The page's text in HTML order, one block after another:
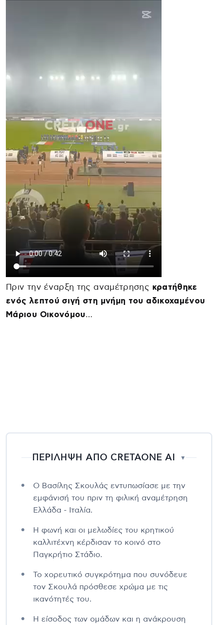
Πριν την έναρξη της αναμέτρησης κρατήθηκε
ενός λεπτού σιγή στη μνήμη του αδικοχαμένου
Μάριου Οικονόμου…
ΠΕΡΙΛΗΨΗ ΑΠΟ CRETAONE AI ▼
Ο Βασίλης Σκουλάς εντυπωσίασε με την
εμφάνισή του πριν τη φιλική αναμέτρηση
Ελλάδα - Ιταλία.
Η φωνή και οι μελωδίες του κρητικού
καλλιτέχνη κέρδισαν το κοινό στο
Παγκρήτιο Στάδιο.
Το χορευτικό συγκρότημα που συνόδευε
τον Σκουλά πρόσθεσε χρώμα με τις
ικανότητές του.
Η είσοδος των ομάδων και η ανάκρουση